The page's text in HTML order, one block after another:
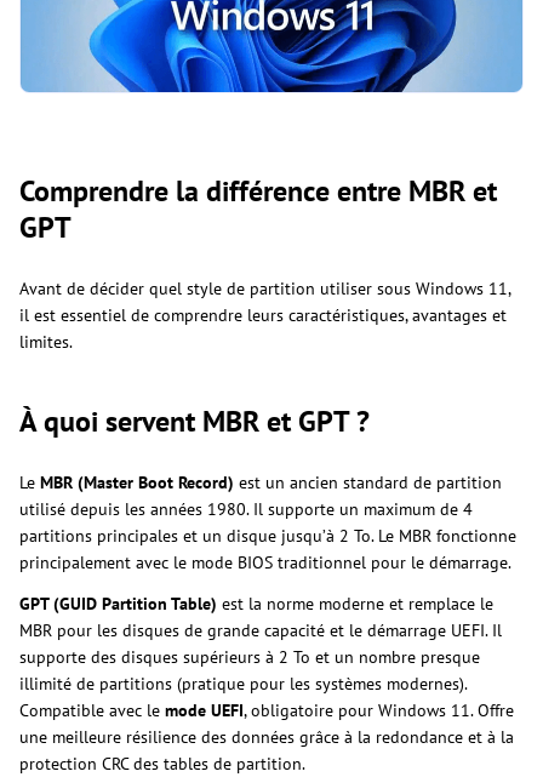
Comprendre la différence entre MBR et
GPT
Avant de décider quel style de partition utiliser sous Windows 11,
il est essentiel de comprendre leurs caractéristiques, avantages et
limites.
À quoi servent MBR et GPT ?
Le MBR (Master Boot Record) est un ancien standard de partition
utilisé depuis les années 1980. Il supporte un maximum de 4
partitions principales et un disque jusqu’à 2 To. Le MBR fonctionne
principalement avec le mode BIOS traditionnel pour le démarrage.
GPT (GUID Partition Table) est la norme moderne et remplace le
MBR pour les disques de grande capacité et le démarrage UEFI. Il
supporte des disques supérieurs à 2 To et un nombre presque
illimité de partitions (pratique pour les systèmes modernes).
Compatible avec le mode UEFI, obligatoire pour Windows 11. Offre
une meilleure résilience des données grâce à la redondance et à la
protection CRC des tables de partition.